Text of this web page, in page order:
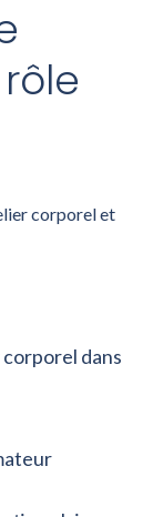
corporel et
dans